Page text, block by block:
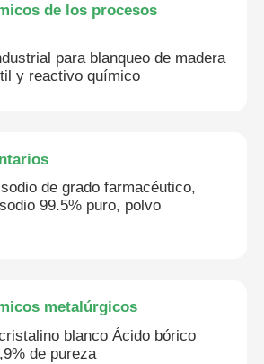
de los procesos
para blanqueo de madera
y reactivo químico
de grado farmacéutico,
99.5% puro, polvo
metalúrgicos
blanco Ácido bórico
de pureza